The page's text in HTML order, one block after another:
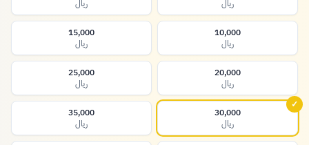
ريال
ريال
10,000
ريال
15,000
ريال
20,000
ريال
25,000
ريال
30,000
ريال
✓
35,000
ريال